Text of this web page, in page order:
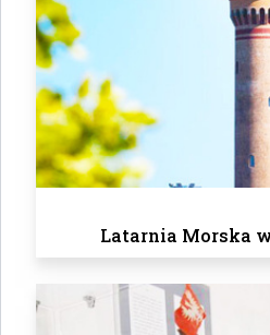
Latarnia Morska